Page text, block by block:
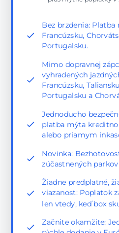
Bez brzdenia: Platba
Francúzsku,
Portugalsku.
Mimo dopravnej
vyhradených
Francúzsku,
Portugalsku a
Jednoducho
platba mýta
alebo priamym
Novinka:
zúčastnených
Žiadne predplatné,
viazanosť: Poplatok
len vtedy, keď box
Začnite okamžite: